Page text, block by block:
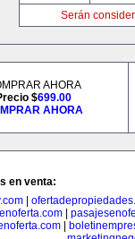
Serán
AHORA
$699.00
AHORA
en venta:
|